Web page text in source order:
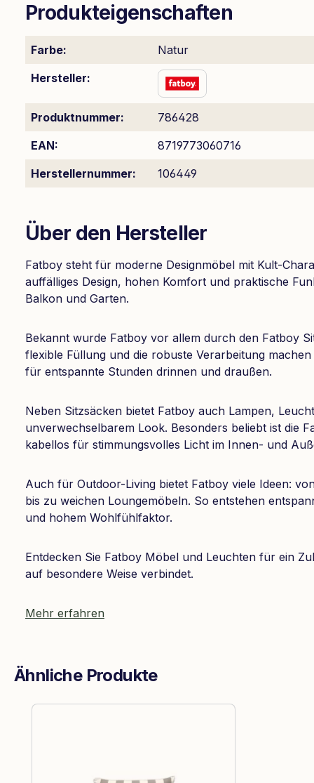
Produkteigenschaften
Farbe:
Natur
Hersteller:
Produktnummer:
786428
EAN:
8719773060716
Herstellernummer:
106449
Über den Hersteller
Fatboy steht für moderne Designmöbel mit Kult-
auffälliges Design, hohen Komfort und praktische
Balkon und Garten.
Bekannt wurde Fatboy vor allem durch den Fatboy
flexible Füllung und die robuste Verarbeitung
für entspannte Stunden drinnen und draußen.
Neben Sitzsäcken bietet Fatboy auch Lampen,
unverwechselbarem Look. Besonders beliebt ist die
kabellos für stimmungsvolles Licht im Innen- und
Auch für Outdoor-Living bietet Fatboy viele Ideen:
bis zu weichen Loungemöbeln. So entstehen
und hohem Wohlfühlfaktor.
Entdecken Sie Fatboy Möbel und Leuchten für ein
auf besondere Weise verbindet.
Mehr erfahren
Ähnliche Produkte
Produktgalerie überspringen